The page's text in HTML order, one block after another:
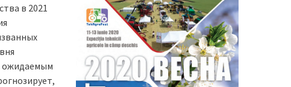
в 2021
ожидаемым